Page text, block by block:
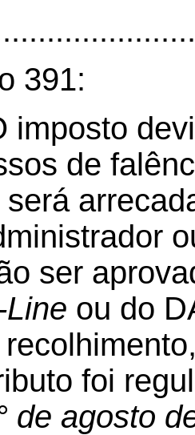
391:
imposto
de
ser
Line ou do
foi
de agosto